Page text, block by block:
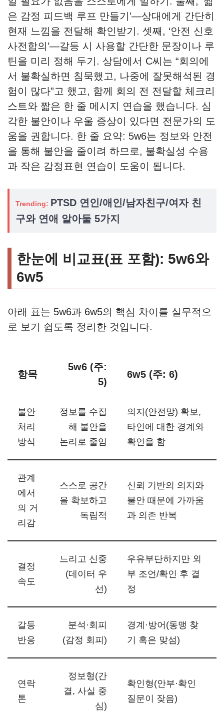
은 감정 피드백 루프 만들기’—상대에게 간단히
현재 느낌을 전달해 확인받기. 셋째, ‘안전 신호
사전합의’—갈등 시 사용할 간단한 문장이나 루
틴을 미리 정해 두기. 상담에서 C씨는 “회의에
서 불확실하면 침묵했고, 나중에 잘못해석된 경
험이 많다”고 했고, 함께 회의 전 전달할 체크리
스트와 짧은 한 줄 메시지 연습을 했습니다. 심
각한 불안이나 우울 증상이 있다면 전문가의 도
움을 권합니다. 한 줄 요약: 5w6는 정보와 안전
을 통해 불안을 줄이려 하므로, 불확실성 수용
과 작은 감정표현 연습이 도움이 됩니다.
Trending: PTSD 연인/애인/남자친구/여자 친
구와 연애 알아둘 5가지
한눈에 비교표(표 포함): 5w6와
6w5
아래 표는 5w6과 6w5의 핵심 차이를 실무적으
로 보기 쉽도록 정리한 것입니다.
항목
5w6 (주:
5)
6w5 (주: 6)
불안
처리
방식
정보를 수집
해 불안을
논리로 줄임
의지(안전망) 확보,
타인에 대한 경계와
확인을 함
관계
에서
의 거
리감
스스로 공간
을 확보하고
독립적
신뢰 기반의 의지와
불안 때문에 가까움
과 의존 반복
결정
속도
느리고 신중
(데이터 우
선)
우유부단하지만 외
부 조언/확인 후 결
정
갈등
반응
분석·회피
(감정 회피)
경계·방어(동맹 찾
기 혹은 맞섬)
연락
톤
정보형(간
결, 사실 중
심)
확인형(안부·확인
질문이 잦음)